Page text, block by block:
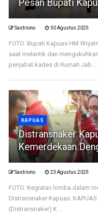
Sastriono 30 Agustus 2025
FOTO: Bupati Kapuas HM
saat melantik dan
penjabat kades di Rumah Jab ...
KAPUAS
Distransnaker
Kemerdekaan
Sastriono 23 Agustus 2025
FOTO: Kegiatan lomba dalam
Distransnaker Kapuas.
(Distransnaker) K ...